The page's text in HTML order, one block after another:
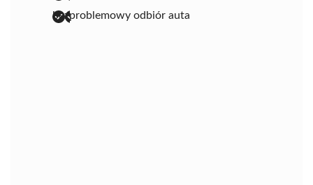
bezproblemowy odbiór auta